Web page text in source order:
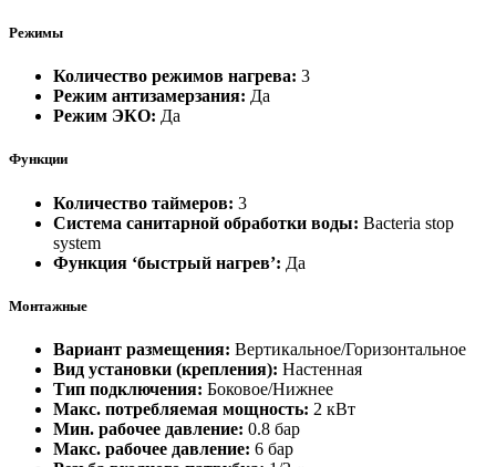
Режимы
Количество режимов нагрева: 3
Режим антизамерзания: Да
Режим ЭКО: Да
Функции
Количество таймеров: 3
Система санитарной обработки воды: Bacteria stop
system
Функция ‘быстрый нагрев’: Да
Монтажные
Вариант размещения: Вертикальное/Горизонтальное
Вид установки (крепления): Настенная
Тип подключения: Боковое/Нижнее
Макс. потребляемая мощность: 2 кВт
Мин. рабочее давление: 0.8 бар
Макс. рабочее давление: 6 бар